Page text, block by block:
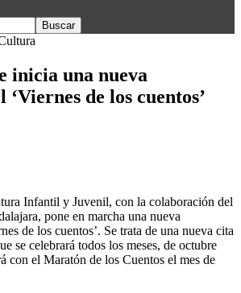
inicia una nueva
de los cuentos’
Infantil y Juvenil, con la colaboración del
pone en marcha una nueva
de los cuentos’. Se trata de una nueva cita
se celebrará todos los meses, de octubre
con el Maratón de los Cuentos el mes de